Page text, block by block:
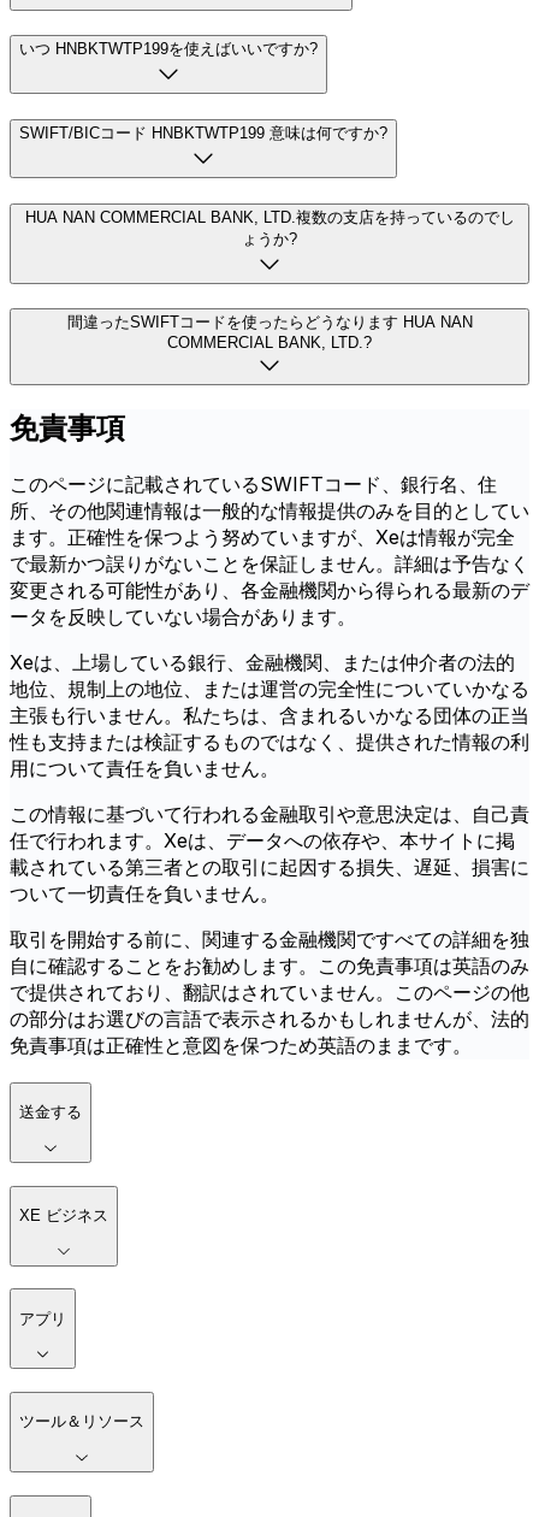
いつ HNBKTWTP199を使えばいいですか?
SWIFT/BICコード HNBKTWTP199 意味は何ですか?
HUA NAN COMMERCIAL BANK, LTD.複数の支店を持っているのでし
ょうか?
間違ったSWIFTコードを使ったらどうなります HUA NAN
COMMERCIAL BANK, LTD.?
免責事項
このページに記載されているSWIFTコード、銀行名、住
所、その他関連情報は一般的な情報提供のみを目的としてい
ます。正確性を保つよう努めていますが、Xeは情報が完全
で最新かつ誤りがないことを保証しません。詳細は予告なく
変更される可能性があり、各金融機関から得られる最新のデ
ータを反映していない場合があります。
Xeは、上場している銀行、金融機関、または仲介者の法的
地位、規制上の地位、または運営の完全性についていかなる
主張も行いません。私たちは、含まれるいかなる団体の正当
性も支持または検証するものではなく、提供された情報の利
用について責任を負いません。
この情報に基づいて行われる金融取引や意思決定は、自己責
任で行われます。Xeは、データへの依存や、本サイトに掲
載されている第三者との取引に起因する損失、遅延、損害に
ついて一切責任を負いません。
取引を開始する前に、関連する金融機関ですべての詳細を独
自に確認することをお勧めします。この免責事項は英語のみ
で提供されており、翻訳はされていません。このページの他
の部分はお選びの言語で表示されるかもしれませんが、法的
免責事項は正確性と意図を保つため英語のままです。
送金する
XE ビジネス
アプリ
ツール＆リソース